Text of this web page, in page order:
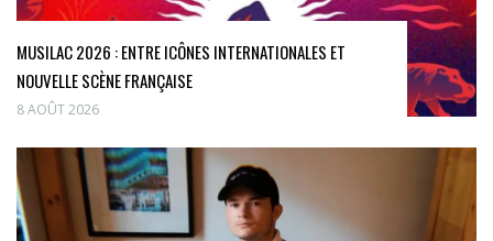
MUSILAC 2026 : ENTRE ICÔNES INTERNATIONALES ET
NOUVELLE SCÈNE FRANÇAISE
8 AOÛT 2026